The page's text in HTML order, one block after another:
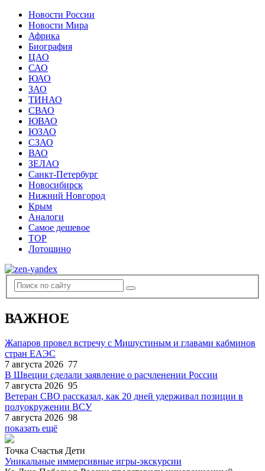
Новости России
Новости Мира
Африка
Биография
ЦАО
САО
ЮАО
ЗАО
ТИНАО
СВАО
ЮВАО
ЮЗАО
СЗАО
ВАО
ЗЕЛАО
Санкт-Петербург
Новосибирск
Нижний Новгород
Крым
Аналоги
Самое дешевое
TOP
Лотошино
ВАЖНОЕ
Жапаров провел встречу с Мишустиным и главами кабминов
стран ЕАЭС
7 августа 2026 77
В Швеции сделали заявление о расчленении России
7 августа 2026 95
Ветеран СВО рассказал, как 20 дней удерживал позиции в
полуокружении ВСУ
7 августа 2026 98
показать ещё
Точка Счастья Дети
Уникальные иммерсивные игры-экскурсии